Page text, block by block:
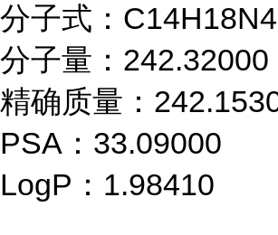
分子式：C14H18N4
分子量：242.32000
精确质量：
PSA：33.09000
LogP：1.98410